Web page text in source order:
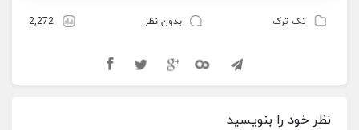
تک ترک بدون نظر 2,272
نظر خود را بنویسید